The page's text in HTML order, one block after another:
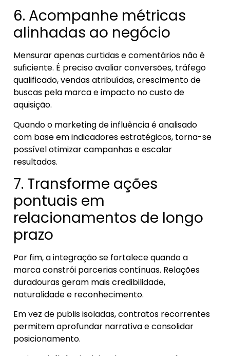
6. Acompanhe métricas
alinhadas ao negócio
Mensurar apenas curtidas e comentários não é
suficiente. É preciso avaliar conversões, tráfego
qualificado, vendas atribuídas, crescimento de
buscas pela marca e impacto no custo de
aquisição.
Quando o marketing de influência é analisado
com base em indicadores estratégicos, torna-se
possível otimizar campanhas e escalar
resultados.
7. Transforme ações
pontuais em
relacionamentos de longo
prazo
Por fim, a integração se fortalece quando a
marca constrói parcerias contínuas. Relações
duradouras geram mais credibilidade,
naturalidade e reconhecimento.
Em vez de publis isoladas, contratos recorrentes
permitem aprofundar narrativa e consolidar
posicionamento.